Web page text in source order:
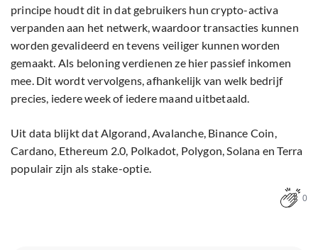
principe houdt dit in dat gebruikers hun crypto-activa
verpanden aan het netwerk, waardoor transacties kunnen
worden gevalideerd en tevens veiliger kunnen worden
gemaakt. Als beloning verdienen ze hier passief inkomen
mee. Dit wordt vervolgens, afhankelijk van welk bedrijf
precies, iedere week of iedere maand uitbetaald.
Uit data blijkt dat Algorand, Avalanche, Binance Coin,
Cardano, Ethereum 2.0, Polkadot, Polygon, Solana en Terra
populair zijn als stake-optie.
0